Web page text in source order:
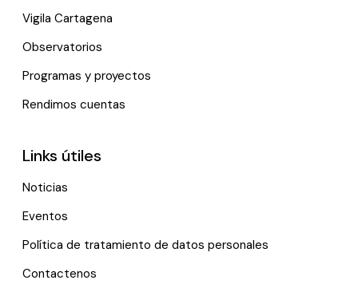
Vigila Cartagena
Observatorios
Programas y proyectos
Rendimos cuentas
Links útiles
Noticias
Eventos
Política de tratamiento de datos personales
Contactenos